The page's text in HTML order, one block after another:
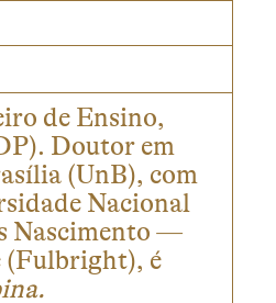
de Ensino,
Doutor em
(UnB), com
Nacional
Nascimento —
(Fulbright), é